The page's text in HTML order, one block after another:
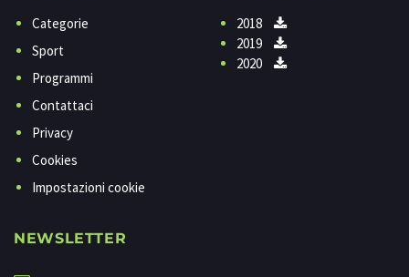
Categorie
Sport
Programmi
Contattaci
Privacy
Cookies
Impostazioni cookie
2018
2019
2020
NEWSLETTER